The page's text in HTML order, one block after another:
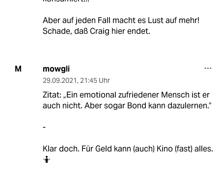
Aber auf jeden Fall macht es Lust auf mehr!
Schade, daß Craig hier endet.
M mowgli
29.09.2021, 21:45 Uhr
Zitat: „Ein emotional zufriedener Mensch ist er
auch nicht. Aber sogar Bond kann dazulernen.“
-
Klar doch. Für Geld kann (auch) Kino (fast) alles.
🤷